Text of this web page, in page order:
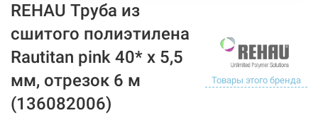
REHAU Труба из
сшитого полиэтилена
Rautitan pink 40* x 5,5
мм, отрезок 6 м
(136082006)
Товары этого бренда